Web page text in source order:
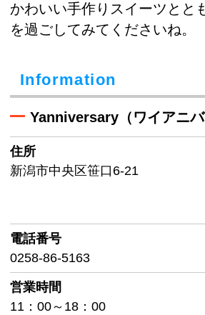
かわいい手作りスイーツとと
を過ごしてみてくださいね。
Information
Yanniversary（ワイアニバ
住所
新潟市中央区笹口6-21
電話番号
0258-86-5163
営業時間
11：00～18：00